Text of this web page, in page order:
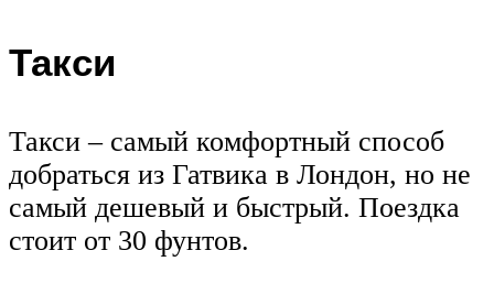
Такси
Такси – самый комфортный способ
добраться из Гатвика в Лондон, но не
самый дешевый и быстрый. Поездка
стоит от 30 фунтов.